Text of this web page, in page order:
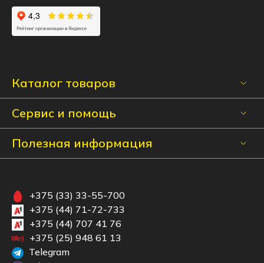
Каталог товаров
Сервис и помощь
Полезная информация
+375 (33) 33-55-700
+375 (44) 71-72-733
+375 (44) 707 41 76
+375 (25) 948 61 13
Telegram